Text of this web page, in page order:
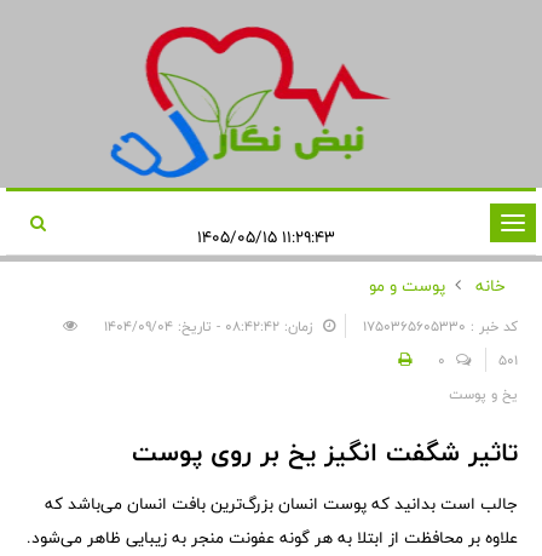
تغییر
وضعیت
ناوبری
خانه
پوست و مو
کد خبر : 1750365605330
زمان: ۰۸:۴۲:۴۲ - تاریخ: ۱۴۰۴/۰۹/۰۴
501
0
یخ و پوست
تاثیر شگفت انگیز یخ بر روی پوست
جالب است بدانید که پوست انسان بزرگ‌ترین بافت انسان می‌باشد که
علاوه بر محافظت از ابتلا به هر گونه عفونت منجر به زیبایی ظاهر می‌شود.